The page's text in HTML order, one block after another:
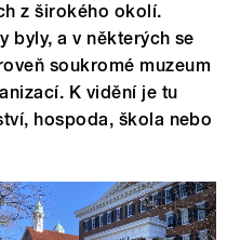
z širokého okolí.
byly, a v některých se
soukromé muzeum
K vidění je tu
hospoda, škola nebo